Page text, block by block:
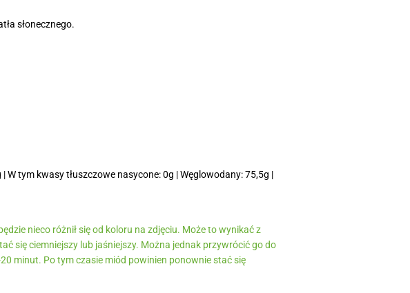
słonecznego.
W tym kwasy tłuszczowe nasycone: 0g | Węglowodany: 75,5g |
nieco różnił się od koloru na zdjęciu. Może to wynikać z
się ciemniejszy lub jaśniejszy. Można jednak przywrócić go do
minut. Po tym czasie miód powinien ponownie stać się